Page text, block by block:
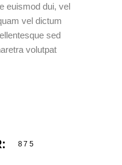
euismod dui, vel
vel dictum
sed
volutpat
875